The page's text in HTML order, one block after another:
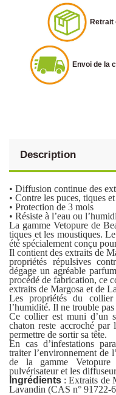
Retrait
Envoi de la
Description
• Diffusion continue des
• Contre les puces, tiques
• Protection de 3 mois
• Résiste à l’eau ou
La gamme Vetopure de
tiques et les moustiques.
été spécialement conçu
Il contient des extraits de
propriétés répulsives
dégage un agréable
procédé de fabrication, ce
extraits de Margosa et de
Les propriétés du
l’humidité. Il ne trouble
Ce collier est muni d’un
chaton reste accroché
permettre de sortir sa tête.
En cas d’infestations
traiter l’environnement de
de la gamme
pulvérisateur et les
Ingrédients : Extraits de
Lavandin (CAS n° 91722-